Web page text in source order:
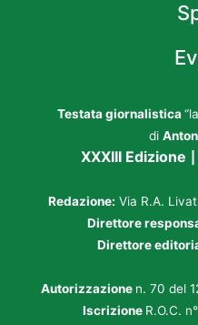
Testata giornalistica
di
XXXIII Edizione
Redazione: Via R.A.
Direttore
Direttore
Autorizzazione n. 70 del
Iscrizione R.O.C.